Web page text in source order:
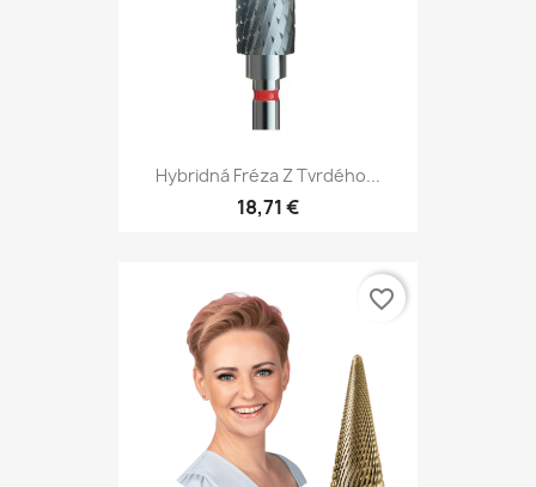
Hybridná Fréza Z Tvrdého...
18,71 €
favorite_border